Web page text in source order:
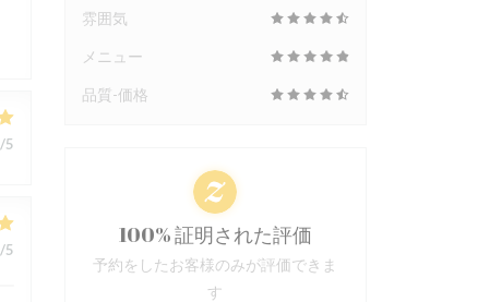
/5
/5
雰囲気
メニュー
品質-価格
100% 証明された評価
予約をしたお客様のみが評価できま
す